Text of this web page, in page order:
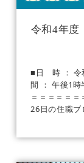
令和4年
■日 時 ： 令
間 ： 午後1
＝＝＝＝＝
26日の住職